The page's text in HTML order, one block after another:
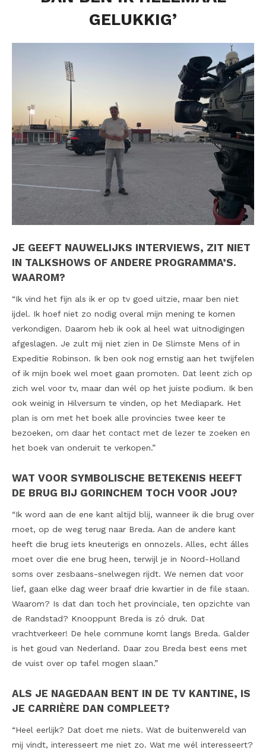
GELUKKIG’
JE GEEFT NAUWELIJKS INTERVIEWS, ZIT NIET
IN TALKSHOWS OF ANDERE PROGRAMMA’S.
WAAROM?
“Ik vind het fijn als ik er op tv goed uitzie, maar ben niet
ijdel. Ik hoef niet zo nodig overal mijn mening te komen
verkondigen. Daarom heb ik ook al heel wat uitnodigingen
afgeslagen. Je zult mij niet zien in De Slimste Mens of in
Expeditie Robinson. Ik ben ook nog ernstig aan het twijfelen
of ik mijn boek wel moet gaan promoten. Dat leent zich op
zich wel voor tv, maar dan wél op het juiste podium. Ik ben
ook weinig in Hilversum te vinden, op het Mediapark. Het
plan is om met het boek alle provincies twee keer te
bezoeken, om daar het contact met de lezer te zoeken en
het boek van onderuit te verkopen.”
WAT VOOR SYMBOLISCHE BETEKENIS HEEFT
DE BRUG BIJ GORINCHEM TOCH VOOR JOU?
“Ik word aan de ene kant altijd blij, wanneer ik die brug over
moet, op de weg terug naar Breda. Aan de andere kant
heeft die brug iets kneuterigs en onnozels. Alles, echt álles
moet over die ene brug heen, terwijl je in Noord-Holland
soms over zesbaans-snelwegen rijdt. We nemen dat voor
lief, gaan elke dag weer braaf drie kwartier in de file staan.
Waarom? Is dat dan toch het provinciale, ten opzichte van
de Randstad? Knooppunt Breda is zó druk. Dat
vrachtverkeer! De hele commune komt langs Breda. Galder
is het goud van Nederland. Daar zou Breda best eens met
de vuist over op tafel mogen slaan.”
ALS JE NAGEDAAN BENT IN DE TV KANTINE, IS
JE CARRIÈRE DAN COMPLEET?
“Heel eerlijk? Dat doet me niets. Wat de buitenwereld van
mij vindt, interesseert me niet zo. Wat me wél interesseert?